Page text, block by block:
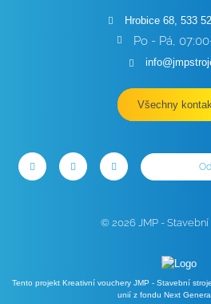
Hrobice 68, 533
Po - Pá,
Všechny
© 2026 JMP - Stavební
Tento projekt Kreativní vouchery JMP - Stavební
unií z fondu Next